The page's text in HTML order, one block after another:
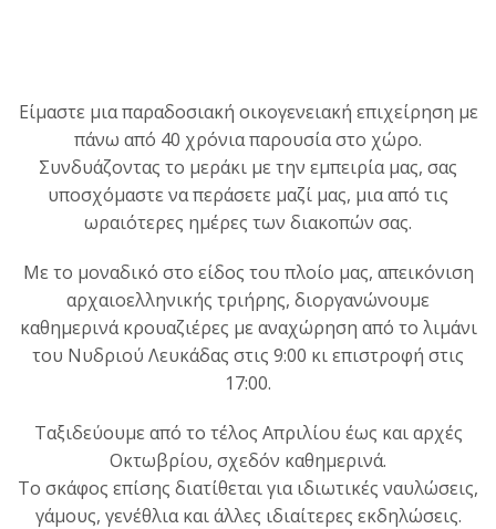
Είμαστε μια παραδοσιακή οικογενειακή επιχείρηση με
πάνω από 40 χρόνια παρουσία στο χώρο.
Συνδυάζοντας το μεράκι με την εμπειρία μας, σας
υποσχόμαστε να περάσετε μαζί μας, μια από τις
ωραιότερες ημέρες των διακοπών σας.
Με το μοναδικό στο είδος του πλοίο μας, απεικόνιση
αρχαιοελληνικής τριήρης, διοργανώνουμε
καθημερινά κρουαζιέρες με αναχώρηση από το λιμάνι
του Νυδριού Λευκάδας στις 9:00 κι επιστροφή στις
17:00.
Ταξιδεύουμε από το τέλος Απριλίου έως και αρχές
Οκτωβρίου, σχεδόν καθημερινά.
Το σκάφος επίσης διατίθεται για ιδιωτικές ναυλώσεις,
γάμους, γενέθλια και άλλες ιδιαίτερες εκδηλώσεις.